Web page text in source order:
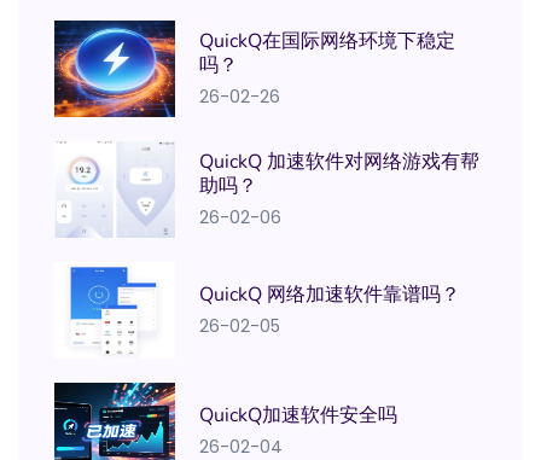
QuickQ在国际网络环境下稳定
吗？
26-02-26
QuickQ 加速软件对网络游戏有帮
助吗？
26-02-06
QuickQ 网络加速软件靠谱吗？
26-02-05
QuickQ加速软件安全吗
26-02-04